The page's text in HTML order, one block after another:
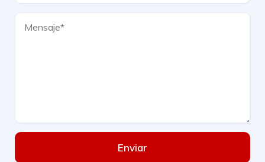
Enviar